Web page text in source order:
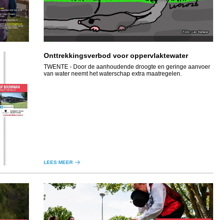
2026 Tijd: 12:30
Oogst, Hengelo
jaar
speler (betaling via
opwww.hengelore.nl,
Consumpties: de bar
voor de tafel worden
Leo Kemper
Onttrekkingsverbod voor oppervlaktewater
TWENTE - Door de aanhoudende droogte en geringe aanvoer
van water neemt het waterschap extra maatregelen.
LEES MEER